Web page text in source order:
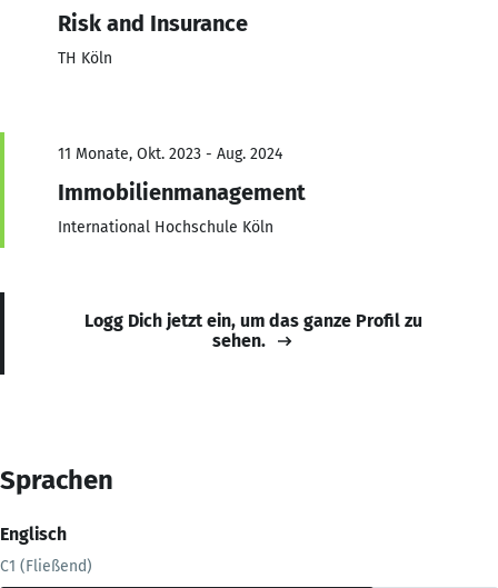
Risk and Insurance
TH Köln
11 Monate, Okt. 2023 - Aug. 2024
Immobilienmanagement
International Hochschule Köln
Logg Dich jetzt ein, um das ganze Profil zu
sehen.
Sprachen
Englisch
C1 (Fließend)